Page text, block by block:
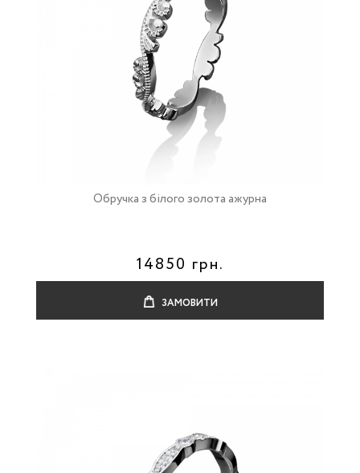
Обручка з білого золота ажурна
14850 грн.
ЗАМОВИТИ